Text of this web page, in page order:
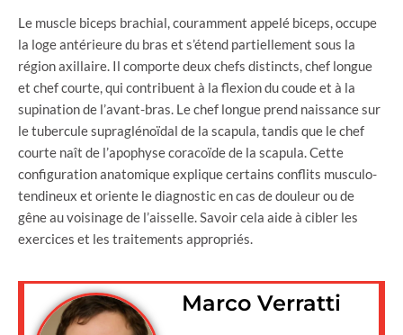
Le muscle biceps brachial, couramment appelé biceps, occupe
la loge antérieure du bras et s’étend partiellement sous la
région axillaire. Il comporte deux chefs distincts, chef longue
et chef courte, qui contribuent à la flexion du coude et à la
supination de l’avant-bras. Le chef longue prend naissance sur
le tubercule supraglénoïdal de la scapula, tandis que le chef
courte naît de l’apophyse coracoïde de la scapula. Cette
configuration anatomique explique certains conflits musculo-
tendineux et oriente le diagnostic en cas de douleur ou de
gêne au voisinage de l’aisselle. Savoir cela aide à cibler les
exercices et les traitements appropriés.
Marco Verratti